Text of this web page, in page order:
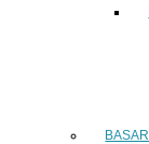
BASAR